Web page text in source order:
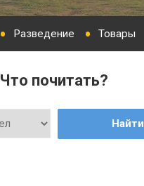
Разведение Товары
Что почитать?
Найти